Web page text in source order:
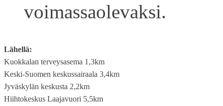
voimassaolevaksi.
Lähellä:
Kuokkalan terveysasema 1,3km
Keski-Suomen keskussairaala 3,4km
Jyväskylän keskusta 2,2km
Hiihtokeskus Laajavuori 5,5km